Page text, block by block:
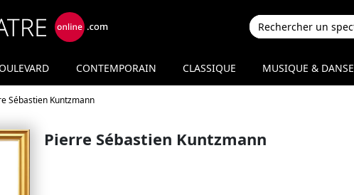
CONTEMPORAIN CLASSIQUE MUSIQUE & DANSE
Sébastien Kuntzmann
Pierre Sébastien Kuntzmann